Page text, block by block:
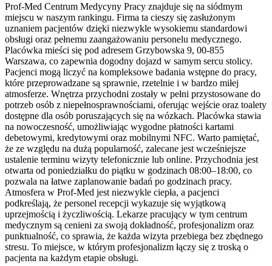
Prof-Med Centrum Medycyny Pracy znajduje się na siódmym
miejscu w naszym rankingu. Firma ta cieszy się zasłużonym
uznaniem pacjentów dzięki niezwykle wysokiemu standardowi
obsługi oraz pełnemu zaangażowaniu personelu medycznego.
Placówka mieści się pod adresem Grzybowska 9, 00-855
Warszawa, co zapewnia dogodny dojazd w samym sercu stolicy.
Pacjenci mogą liczyć na kompleksowe badania wstępne do pracy,
które przeprowadzane są sprawnie, rzetelnie i w bardzo miłej
atmosferze. Wnętrza przychodni zostały w pełni przystosowane do
potrzeb osób z niepełnosprawnościami, oferując wejście oraz toalety
dostępne dla osób poruszających się na wózkach. Placówka stawia
na nowoczesność, umożliwiając wygodne płatności kartami
debetowymi, kredytowymi oraz mobilnymi NFC. Warto pamiętać,
że ze względu na dużą popularność, zalecane jest wcześniejsze
ustalenie terminu wizyty telefonicznie lub online. Przychodnia jest
otwarta od poniedziałku do piątku w godzinach 08:00–18:00, co
pozwala na łatwe zaplanowanie badań po godzinach pracy.
Atmosfera w Prof-Med jest niezwykle ciepła, a pacjenci
podkreślają, że personel recepcji wykazuje się wyjątkową
uprzejmością i życzliwością. Lekarze pracujący w tym centrum
medycznym są cenieni za swoją dokładność, profesjonalizm oraz
punktualność, co sprawia, że każda wizyta przebiega bez zbędnego
stresu. To miejsce, w którym profesjonalizm łączy się z troską o
pacjenta na każdym etapie obsługi.